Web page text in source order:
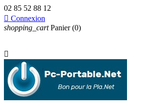
02 85 52 88 12
 Connexion
shopping_cart Panier (0)
